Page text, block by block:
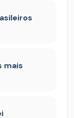
mais